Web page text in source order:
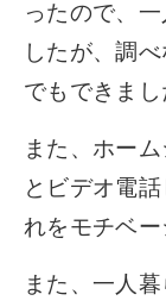
ったので、
したが、調
でもできまし
また、ホー
とビデオ電
れをモチベー
また、一人